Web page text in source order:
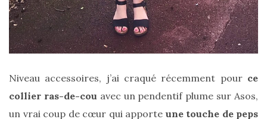
Niveau accessoires, j’ai craqué récemment pource
collier ras-de-cou avec un pendentif plume sur Asos,
un vrai coup de cœur qui apporte une touche de peps